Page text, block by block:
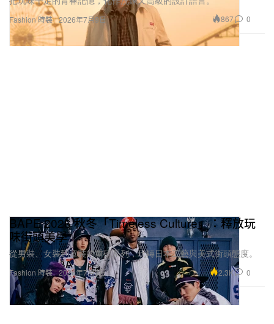
Fashion 時裝 2026年7月9日 867 0
Fashion 時裝
BAPE 2026 秋冬「Timeless Culture」：釋放玩
味街頭美學
從男裝、女裝到童裝的重磅系列，玩轉日本工藝與美式街頭態度。
2026年7月3日 2.3K 0